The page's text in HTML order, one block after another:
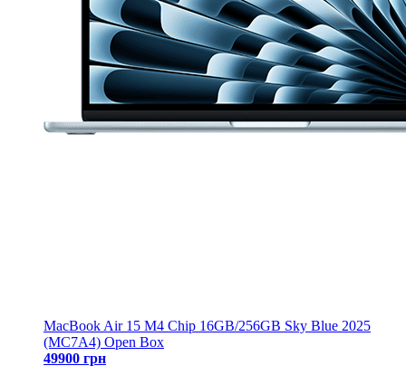
MacBook Air 15 M4 Chip 16GB/256GB Sky Blue 2025
(MC7A4) Open Box
49900 грн